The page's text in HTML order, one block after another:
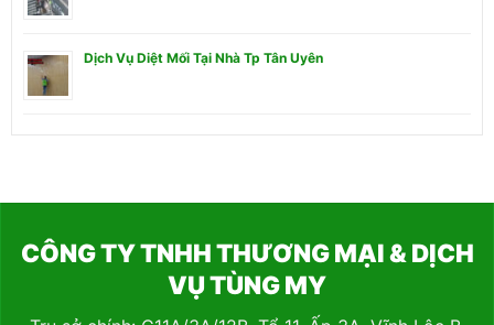
Dịch Vụ Diệt Mối Tại Nhà Tp Tân Uyên
CÔNG TY TNHH THƯƠNG MẠI & DỊCH
VỤ TÙNG MY